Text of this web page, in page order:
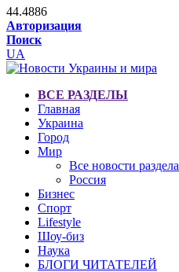
44.4886
Авторизация
Поиск
UA
ВСЕ РАЗДЕЛЫ
Главная
Украина
Город
Мир
Все новости раздела
Россия
Бизнес
Спорт
Lifestyle
Шоу-биз
Наука
БЛОГИ ЧИТАТЕЛЕЙ